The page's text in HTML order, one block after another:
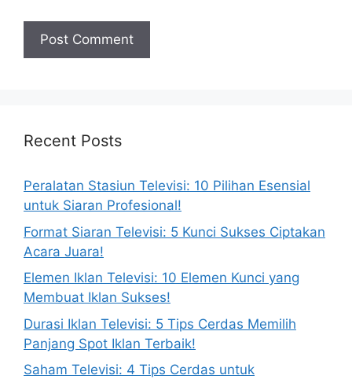
Recent Posts
Peralatan Stasiun Televisi: 10 Pilihan Esensial
untuk Siaran Profesional!
Format Siaran Televisi: 5 Kunci Sukses Ciptakan
Acara Juara!
Elemen Iklan Televisi: 10 Elemen Kunci yang
Membuat Iklan Sukses!
Durasi Iklan Televisi: 5 Tips Cerdas Memilih
Panjang Spot Iklan Terbaik!
Saham Televisi: 4 Tips Cerdas untuk